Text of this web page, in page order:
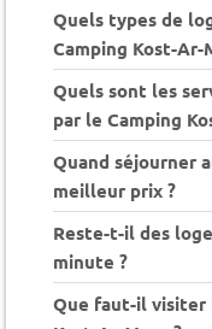
Quels types de
Camping Kost-Ar-
Quels sont les
par le Camping
Quand séjourner
meilleur prix ?
Reste-t-il des
minute ?
Que faut-il visiter